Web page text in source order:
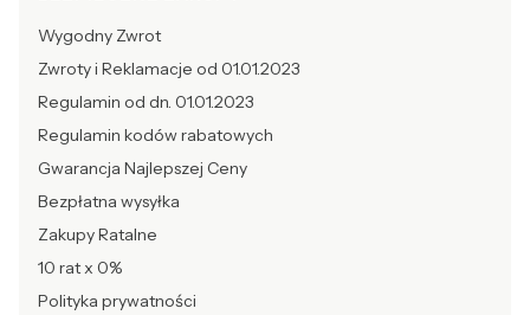
Wygodny Zwrot
Zwroty i Reklamacje od 01.01.2023
Regulamin od dn. 01.01.2023
Regulamin kodów rabatowych
Gwarancja Najlepszej Ceny
Bezpłatna wysyłka
Zakupy Ratalne
10 rat x 0%
Polityka prywatności